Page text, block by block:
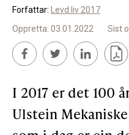
BLI MEDLEM
Gløymt passord
Forfattar: Levd liv 2017
Oppretta: 03.01.2022
Sist
I 2017 er det 100
Ulstein